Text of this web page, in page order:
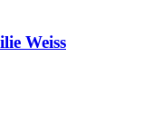
Weiss